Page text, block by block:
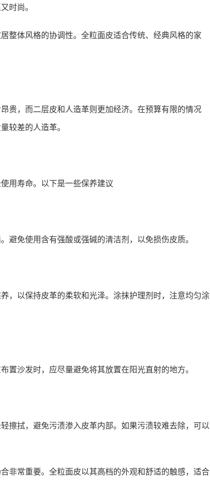
时尚。
整体风格的协调性。全粒面皮适合传统、经典风格的家
贵，而二层皮和人造革则更加经济。在预算有限的情况
较差的人造革。
用寿命。以下是一些保养建议
避免使用含有强酸或强碱的清洁剂，以免损伤皮质。
，以保持皮革的柔软和光泽。涂抹护理剂时，注意均匀涂
置沙发时，应尽量避免将其放置在阳光直射的地方。
擦拭，避免污渍渗入皮革内部。如果污渍较难去除，可以
非常重要。全粒面皮以其高档的外观和舒适的触感，适合